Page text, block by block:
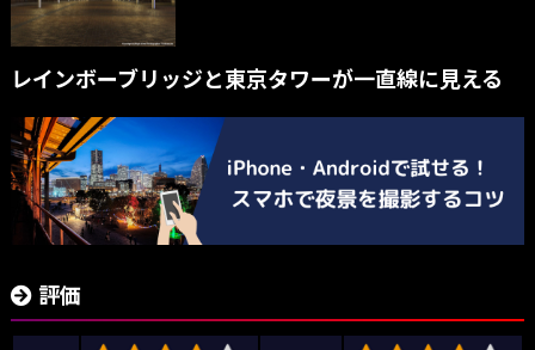
レインボーブリッジと東京タワーが一直線に見える
評価